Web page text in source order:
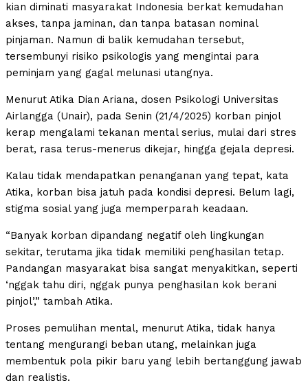
kian diminati masyarakat Indonesia berkat kemudahan
akses, tanpa jaminan, dan tanpa batasan nominal
pinjaman. Namun di balik kemudahan tersebut,
tersembunyi risiko psikologis yang mengintai para
peminjam yang gagal melunasi utangnya.
Menurut Atika Dian Ariana, dosen Psikologi Universitas
Airlangga (Unair), pada Senin (21/4/2025) korban pinjol
kerap mengalami tekanan mental serius, mulai dari stres
berat, rasa terus-menerus dikejar, hingga gejala depresi.
Kalau tidak mendapatkan penanganan yang tepat, kata
Atika, korban bisa jatuh pada kondisi depresi. Belum lagi,
stigma sosial yang juga memperparah keadaan.
“Banyak korban dipandang negatif oleh lingkungan
sekitar, terutama jika tidak memiliki penghasilan tetap.
Pandangan masyarakat bisa sangat menyakitkan, seperti
‘nggak tahu diri, nggak punya penghasilan kok berani
pinjol’,” tambah Atika.
Proses pemulihan mental, menurut Atika, tidak hanya
tentang mengurangi beban utang, melainkan juga
membentuk pola pikir baru yang lebih bertanggung jawab
dan realistis.